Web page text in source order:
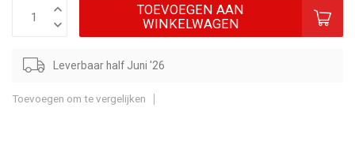
TOEVOEGEN AAN
WINKELWAGEN
Leverbaar half Juni '26
Toevoegen om te vergelijken